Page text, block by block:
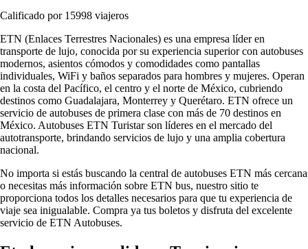
Calificado por 15998 viajeros
ETN (Enlaces Terrestres Nacionales) es una empresa líder en
transporte de lujo, conocida por su experiencia superior con autobuses
modernos, asientos cómodos y comodidades como pantallas
individuales, WiFi y baños separados para hombres y mujeres. Operan
en la costa del Pacífico, el centro y el norte de México, cubriendo
destinos como Guadalajara, Monterrey y Querétaro. ETN ofrece un
servicio de autobuses de primera clase con más de 70 destinos en
México. Autobuses ETN Turistar son líderes en el mercado del
autotransporte, brindando servicios de lujo y una amplia cobertura
nacional.
No importa si estás buscando la central de autobuses ETN más cercana
o necesitas más información sobre ETN bus, nuestro sitio te
proporciona todos los detalles necesarios para que tu experiencia de
viaje sea inigualable. Compra ya tus boletos y disfruta del excelente
servicio de ETN Autobuses.